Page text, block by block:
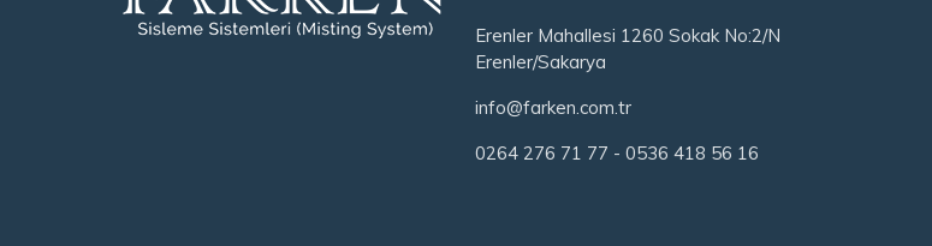
Erenler Mahallesi 1260 Sokak No:2/N
Erenler/Sakarya
info@farken.com.tr
0264 276 71 77 - 0536 418 56 16